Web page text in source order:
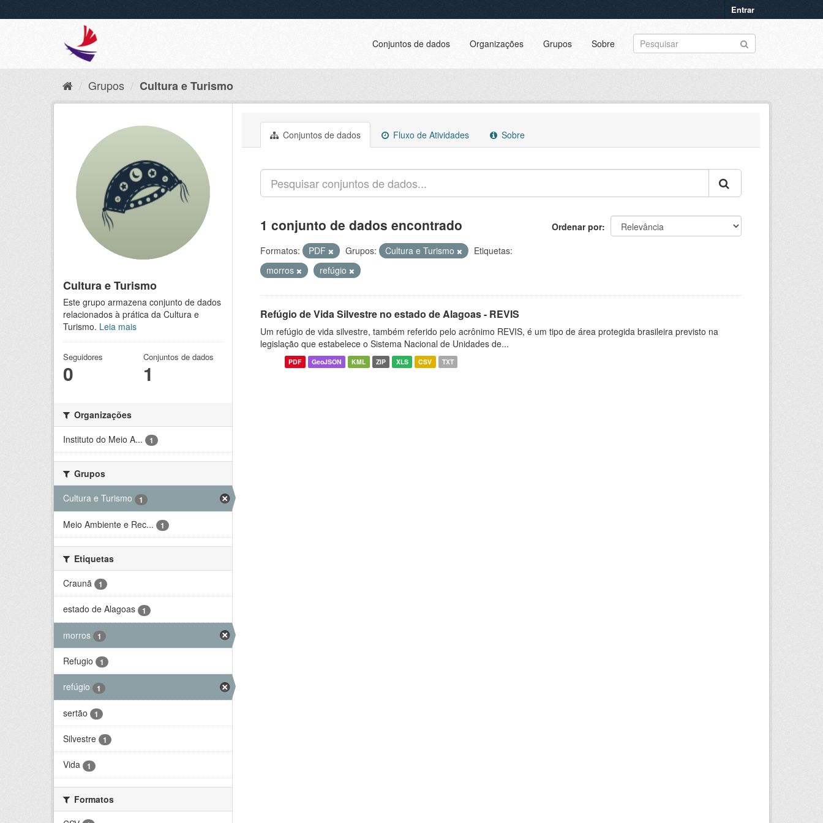
Entrar
Conjuntos de dados Organizações Grupos Sobre
Grupos Cultura e Turismo
Cultura e Turismo
Este grupo armazena conjunto de dados
relacionados à prática da Cultura e
Turismo. Leia mais
Seguidores
0
Conjuntos de dados
1
Organizações
Instituto do Meio A...
1
Grupos
Cultura e Turismo
1
Meio Ambiente e Rec... 1
Etiquetas
Craunã
1
estado de Alagoas 1
morros 1
Refugio 1
refúgio 1
sertão 1
Silvestre 1
Vida 1
Formatos
Conjuntos de dados Fluxo de Atividades Sobre
Ordenar por
1 conjunto de dados encontrado
Formatos: PDF Grupos: Cultura e Turismo
Etiquetas:
morros
refúgio
Refúgio de Vida Silvestre no estado de Alagoas - REVIS
Um refúgio de vida silvestre, também referido pelo acrônimo REVIS, é um tipo de área protegida brasileira previsto na
legislação que estabelece o Sistema Nacional de Unidades de...
PDF GeoJSON KML ZIP XLS CSV TXT